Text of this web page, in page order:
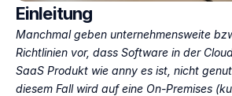
Einleitung
Manchmal geben unternehmensweite
Richtlinien vor, dass Software in der
SaaS Produkt wie anny es ist, nicht
diesem Fall wird auf eine On-Premises